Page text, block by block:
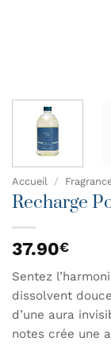
Accueil /
Recharge
37.90€
Sentez
dissolvent
d’une aura
notes crée une